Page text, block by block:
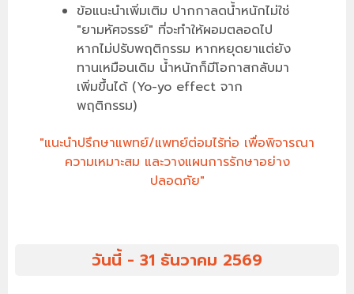
ข้อแนะนำเพิ่มเติม ปากกาลดน้ำหนักไม่ใช่
"ยามหัศจรรย์" ที่จะทำให้ผอมตลอดไป
หากไม่ปรับพฤติกรรม หากหยุดยาแต่ยัง
ทานเหมือนเดิม น้ำหนักก็มีโอกาสกลับมา
เพิ่มขึ้นได้ (Yo-yo effect จาก
พฤติกรรม)
"แนะนำปรึกษาแพทย์/แพทย์ต่อมไร้ท่อ เพื่อพิจารณา
ความเหมาะสม และวางแผนการรักษาอย่าง
ปลอดภัย"
วันนี้ - 31 ธันวาคม 2569